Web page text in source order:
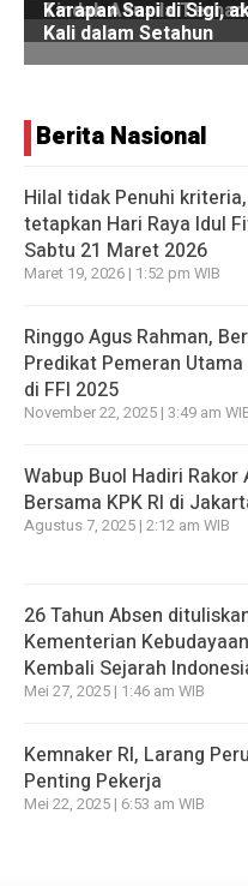
Berita Nasional
Hilal tidak Penuhi
tetapkan Hari Raya Idul
Sabtu 21 Maret 2026
Maret 19, 2026 | 1:52 pm WIB
Ringgo Agus Rahman,
Predikat Pemeran
di FFI 2025
November 22, 2025 | 3:49 am
Wabup Buol Hadiri Rakor
Bersama KPK RI di
Agustus 7, 2025 | 2:12 am WIB
26 Tahun Absen
Kementerian
Kembali Sejarah
Mei 27, 2025 | 1:46 am WIB
Kemnaker RI, Larang
Penting Pekerja
Mei 22, 2025 | 6:53 am WIB